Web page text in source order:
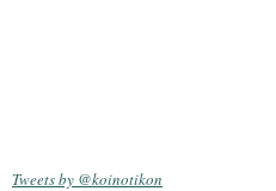
Tweets by @koinotikon